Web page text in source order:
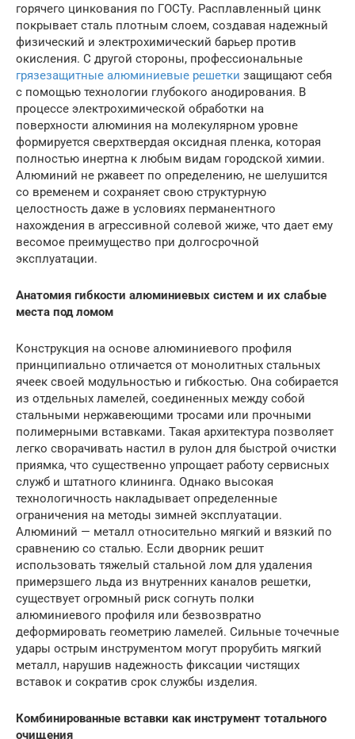
горячего цинкования по ГОСТу. Расплавленный цинк
покрывает сталь плотным слоем, создавая надежный
физический и электрохимический барьер против
окисления. С другой стороны, профессиональные
грязезащитные алюминиевые решетки защищают себя
с помощью технологии глубокого анодирования. В
процессе электрохимической обработки на
поверхности алюминия на молекулярном уровне
формируется сверхтвердая оксидная пленка, которая
полностью инертна к любым видам городской химии.
Алюминий не ржавеет по определению, не шелушится
со временем и сохраняет свою структурную
целостность даже в условиях перманентного
нахождения в агрессивной солевой жиже, что дает ему
весомое преимущество при долгосрочной
эксплуатации.
Анатомия гибкости алюминиевых систем и их слабые
места под ломом
Конструкция на основе алюминиевого профиля
принципиально отличается от монолитных стальных
ячеек своей модульностью и гибкостью. Она собирается
из отдельных ламелей, соединенных между собой
стальными нержавеющими тросами или прочными
полимерными вставками. Такая архитектура позволяет
легко сворачивать настил в рулон для быстрой очистки
приямка, что существенно упрощает работу сервисных
служб и штатного клининга. Однако высокая
технологичность накладывает определенные
ограничения на методы зимней эксплуатации.
Алюминий — металл относительно мягкий и вязкий по
сравнению со сталью. Если дворник решит
использовать тяжелый стальной лом для удаления
примерзшего льда из внутренних каналов решетки,
существует огромный риск согнуть полки
алюминиевого профиля или безвозвратно
деформировать геометрию ламелей. Сильные точечные
удары острым инструментом могут прорубить мягкий
металл, нарушив надежность фиксации чистящих
вставок и сократив срок службы изделия.
Комбинированные вставки как инструмент тотального
очищения